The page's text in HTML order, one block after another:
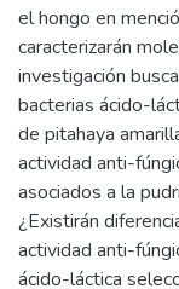
el hongo en
caracterizarán
investigación
bacterias ácido-
de pitahaya
actividad anti-
asociados a la
¿Existirán
actividad anti-
ácido-láctica